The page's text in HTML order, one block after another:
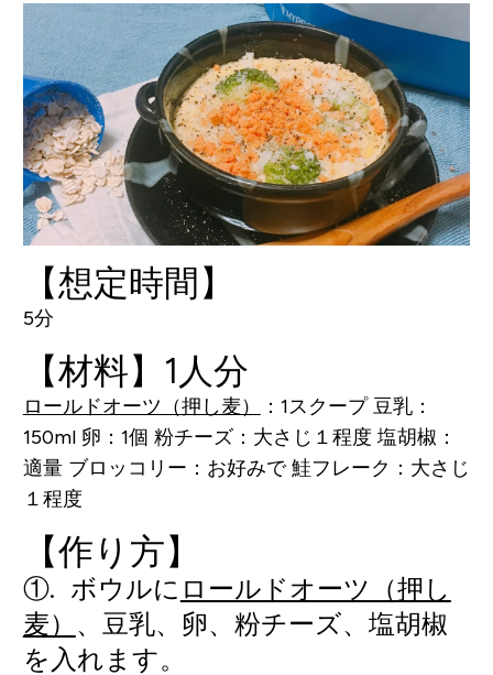
【想定時間】
5分
【材料】1人分
ロールドオーツ（押し麦） ：1スクープ豆乳：
150ml卵：1個 粉チーズ：大さじ１程度 塩胡椒：
適量ブロッコリー：お好みで鮭フレーク：大さじ
１程度
【作り方】
①. ボウルに ロールドオーツ（押し
麦） 、豆乳、卵、粉チーズ、塩胡椒
を入れます。